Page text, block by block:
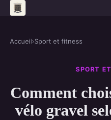
Accueil›Sport et fitness
SPORT
Comment
vélo gravel